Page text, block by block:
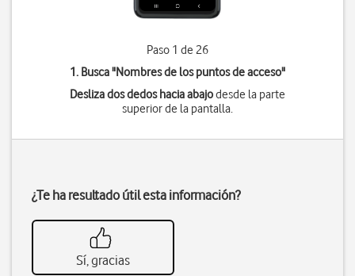
Paso 1 de 26
1. Busca "Nombres de los puntos de acceso"
Desliza dos dedos hacia abajodesde la parte
superior de la pantalla.
¿Te ha resultado útil esta información?
Sí, gracias